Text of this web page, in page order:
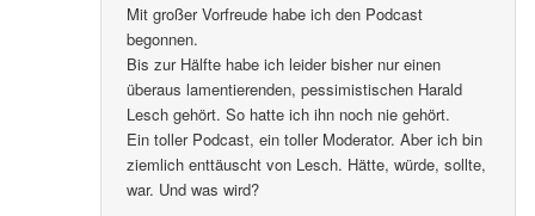
Mit großer Vorfreude habe ich den Podcast
begonnen.
Bis zur Hälfte habe ich leider bisher nur einen
überaus lamentierenden, pessimistischen Harald
Lesch gehört. So hatte ich ihn noch nie gehört.
Ein toller Podcast, ein toller Moderator. Aber ich bin
ziemlich enttäuscht von Lesch. Hätte, würde, sollte,
war. Und was wird?